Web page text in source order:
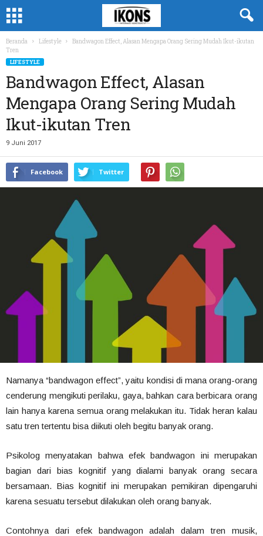
Beranda Lifestyle
Bandwagon Effect, Alasan Mengapa Orang Sering Mudah Ikut-ikutan
Tren
LIFESTYLE
Bandwagon Effect, Alasan
Mengapa Orang Sering Mudah
Ikut-ikutan Tren
9 Juni 2017
Facebook Twitter
Namanya “bandwagon effect”, yaitu kondisi di mana orang-orang
cenderung mengikuti perilaku, gaya, bahkan cara berbicara orang
lain hanya karena semua orang melakukan itu. Tidak heran kalau
satu tren tertentu bisa diikuti oleh begitu banyak orang.
Psikolog menyatakan bahwa efek bandwagon ini merupakan
bagian dari bias kognitif yang dialami banyak orang secara
bersamaan. Bias kognitif ini merupakan pemikiran dipengaruhi
karena sesuatu tersebut dilakukan oleh orang banyak.
Contohnya dari efek bandwagon adalah dalam tren musik,